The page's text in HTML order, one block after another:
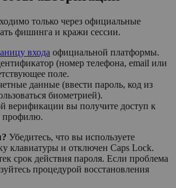
только через официальные
фишинга и кражи сессии.
входа официальной платформы.
(номер телефона, email или
поле.
данные (ввести пароль, код из
биометрией).
верификации вы получите доступ к
профилю.
Убедитесь, что вы используете
клавиатуры и отключен Caps Lock.
срок действия пароля. Если проблема
процедурой восстановления